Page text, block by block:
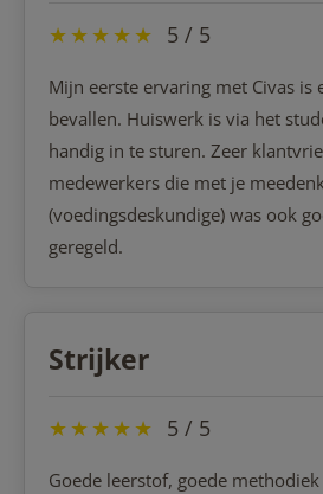
★★★★★ 5 / 5
Mijn eerste ervaring met Civas is
bevallen. Huiswerk is via het
handig in te sturen. Zeer
medewerkers die met je
(voedingsdeskundige) was ook
geregeld.
Strijker
★★★★★ 5 / 5
Goede leerstof, goede methodiek